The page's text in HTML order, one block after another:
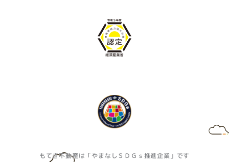
もてぎ不動産は「やまなしＳＤＧｓ推進企業」です